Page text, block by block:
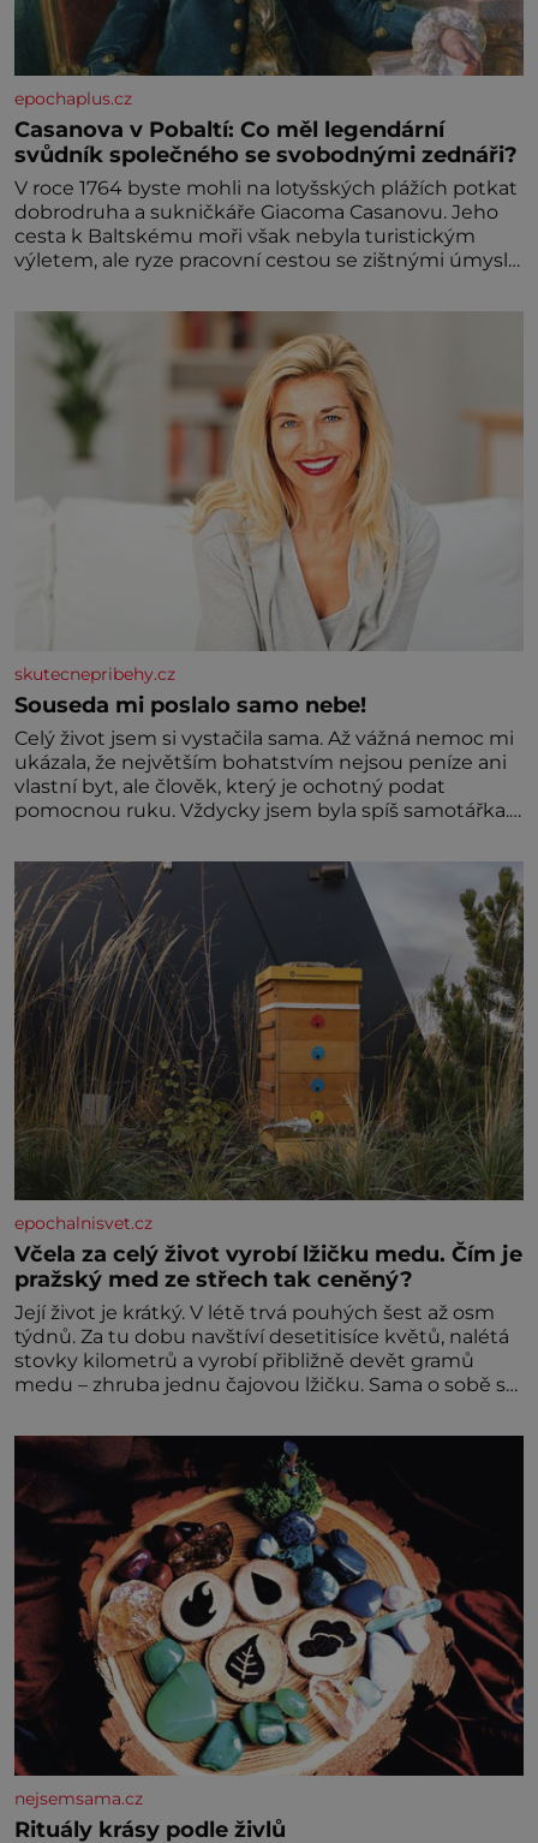
epochaplus.cz
Casanova v Pobaltí: Co měl legendární
svůdník společného se svobodnými zednáři?
V roce 1764 byste mohli na lotyšských plážích potkat
dobrodruha a sukničkáře Giacoma Casanovu. Jeho
cesta k Baltskému moři však nebyla turistickým
výletem, ale ryze pracovní cestou se zištnými úmysly.
procházel uličkami lotyšské Rigy? Casanova v Pobaltí
kontaktoval tamní zednářské lóže. Nebyl v této
oblasti žádným nováčkem, protože do zednářské
skutecnepribehy.cz
Souseda mi poslalo samo nebe!
Celý život jsem si vystačila sama. Až vážná nemoc mi
ukázala, že největším bohatstvím nejsou peníze ani
vlastní byt, ale člověk, který je ochotný podat
pomocnou ruku. Vždycky jsem byla spíš samotářka.
ani partnera. Stačily mi knihy, práce a hlavně klid.
Hned po studiích jsem odešla z rodného města,
epochalnisvet.cz
Včela za celý život vyrobí lžičku medu. Čím je
pražský med ze střech tak ceněný?
Její život je krátký. V létě trvá pouhých šest až osm
týdnů. Za tu dobu navštíví desetitisíce květů, nalétá
stovky kilometrů a vyrobí přibližně devět gramů
medu – zhruba jednu čajovou lžičku. Sama o sobě se
dalšími desítkami tisíc příslušnic svého včelstva,
vznikne jeden z nejdokonalejších organismů
nejsemsama.cz
Rituály krásy podle živlů